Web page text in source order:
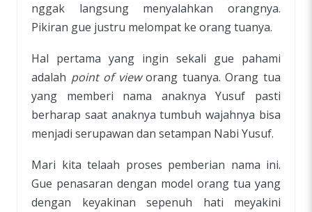
nggak langsung menyalahkan orangnya.
Pikiran gue justru melompat ke orang tuanya.
Hal pertama yang ingin sekali gue pahami
adalah point of vieworang tuanya. Orang tua
yang memberi nama anaknya Yusuf pasti
berharap saat anaknya tumbuh wajahnya bisa
menjadi serupawan dan setampan Nabi Yusuf.
Mari kita telaah proses pemberian nama ini.
Gue penasaran dengan model orang tua yang
dengan keyakinan sepenuh hati meyakini